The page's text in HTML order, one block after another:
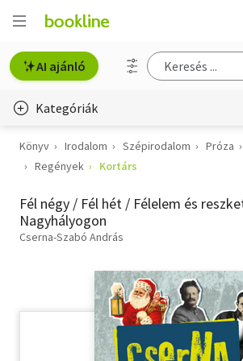
AI ajánló
Kategóriák
Életmód, egészség
Gyermek- és ifjúsági
Könyv Irodalom Szépirodalom Próza
Regények
Kortárs
Fél négy / Fél hét / Félelem és
Nagyhályogon
Cserna-Szabó András